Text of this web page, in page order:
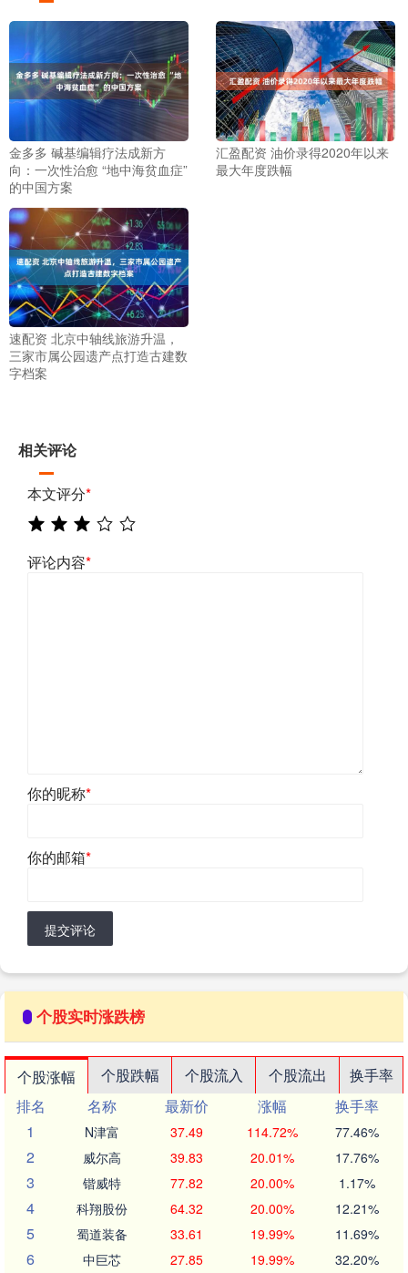
金多多 碱基编辑疗法成新方
向：一次性治愈 “地中海贫血症”
的中国方案
汇盈配资 油价录得2020年以来
最大年度跌幅
速配资 北京中轴线旅游升温，
三家市属公园遗产点打造古建数
字档案
相关评论
本文评分*
评论内容*
你的昵称*
你的邮箱*
提交评论
个股实时涨跌榜
个股涨幅 个股跌幅 个股流入 个股流出
换手率
排名
名称 最新价 涨幅
换手率
1
N津富 37.49 114.72% 77.46%
2 威尔高 39.83 20.01% 17.76%
3 锴威特 77.82 20.00% 1.17%
4 科翔股份 64.32 20.00% 12.21%
5 蜀道装备 33.61 19.99% 11.69%
6 中巨芯 27.85 19.99% 32.20%